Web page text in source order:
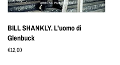
BILL SHANKLY. L'uomo di
Glenbuck
Prezzo
€12,00